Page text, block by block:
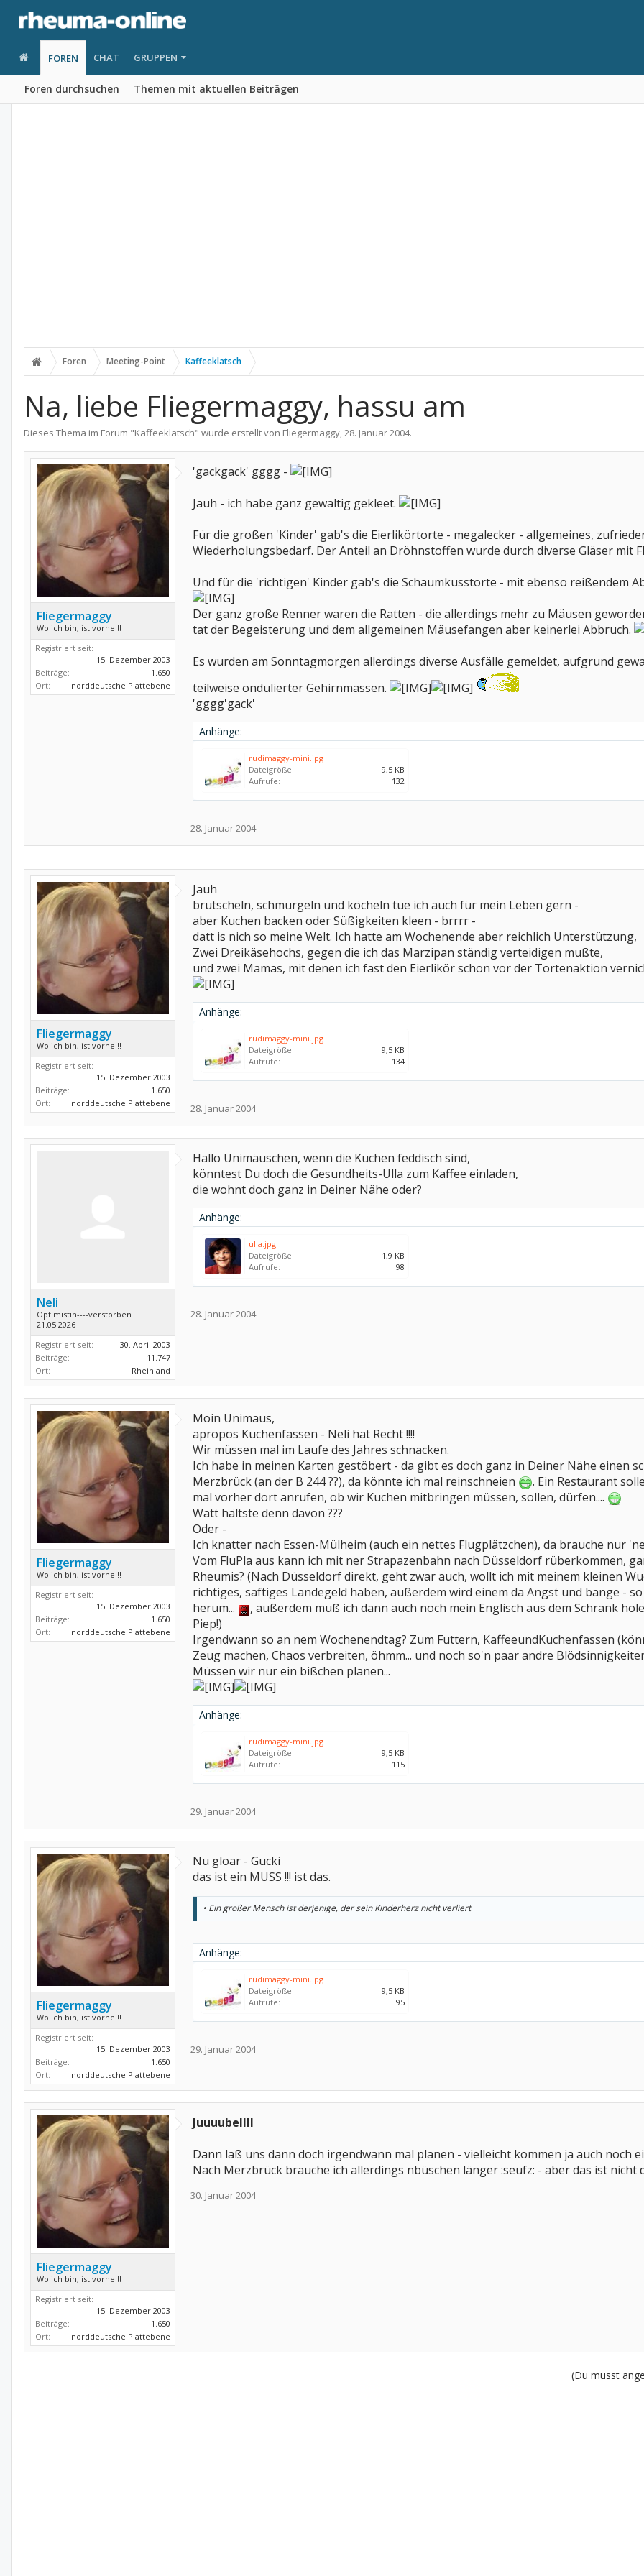
FOREN
Foren durchsuchen Themen mit aktuellen Beiträgen
CHAT GRUPPEN
Foren Meeting-Point Kaffeeklatsch
Na, liebe Fliegermaggy, hassu am
Dieses Thema im Forum "Kaffeeklatsch" wurde erstellt von Fliegermaggy,28. Januar 2004.
Fliegermaggy
Wo ich bin, ist vorne !!
Registriert seit:
15. Dezember 2003
Beiträge:
1.650
Ort:
norddeutsche Plattebene
'gackgack' gggg -
Jauh - ich habe ganz gewaltig gekleet.
Für die großen 'Kinder' gab's die Eierlikörtorte - megalecker - allgemeines,
Wiederholungsbedarf. Der Anteil an Dröhnstoffen wurde durch diverse Gläser mit
Und für die 'richtigen' Kinder gab's die Schaumkusstorte - mit ebenso reißendem
Der ganz große Renner waren die Ratten - die allerdings mehr zu Mäusen
tat der Begeisterung und dem allgemeinen Mäusefangen aber keinerlei Abbruch.
Es wurden am Sonntagmorgen allerdings diverse Ausfälle gemeldet, aufgrund
teilweise ondulierter Gehirnmassen.
'gggg'gack'
Anhänge:
rudimaggy-mini.jpg
Dateigröße:
9,5 KB
Aufrufe:
132
28. Januar 2004
Fliegermaggy
Wo ich bin, ist vorne !!
Registriert seit:
15. Dezember 2003
Beiträge:
1.650
Ort:
norddeutsche Plattebene
Jauh
brutscheln, schmurgeln und köcheln tue ich auch für mein Leben gern -
aber Kuchen backen oder Süßigkeiten kleen - brrrr -
datt is nich so meine Welt. Ich hatte am Wochenende aber reichlich Unterstützung,
Zwei Dreikäsehochs, gegen die ich das Marzipan ständig verteidigen mußte,
und zwei Mamas, mit denen ich fast den Eierlikör schon vor der Tortenaktion
Anhänge:
rudimaggy-mini.jpg
Dateigröße:
9,5 KB
Aufrufe:
134
28. Januar 2004
Neli
Optimistin----verstorben
21.05.2026
Registriert seit:
30. April 2003
Beiträge:
11.747
Ort:
Rheinland
Hallo Unimäuschen, wenn die Kuchen feddisch sind,
könntest Du doch die Gesundheits-Ulla zum Kaffee einladen,
die wohnt doch ganz in Deiner Nähe oder?
Anhänge:
ulla.jpg
Dateigröße:
1,9 KB
Aufrufe:
98
28. Januar 2004
Fliegermaggy
Wo ich bin, ist vorne !!
Registriert seit:
15. Dezember 2003
Beiträge:
1.650
Ort:
norddeutsche Plattebene
Moin Unimaus,
apropos Kuchenfassen - Neli hat Recht !!!!
Wir müssen mal im Laufe des Jahres schnacken.
Ich habe in meinen Karten gestöbert - da gibt es doch ganz in Deiner Nähe einen
Merzbrück (an der B 244 ??), da könnte ich mal reinschneien
. Ein Restaurant
mal vorher dort anrufen, ob wir Kuchen mitbringen müssen, sollen, dürfen....
Watt hältste denn davon ???
Oder -
Ich knatter nach Essen-Mülheim (auch ein nettes Flugplätzchen), da brauche nur
Vom FluPla aus kann ich mit ner Strapazenbahn nach Düsseldorf rüberkommen,
Rheumis? (Nach Düsseldorf direkt, geht zwar auch, wollt ich mit meinem kleinen
richtiges, saftiges Landegeld haben, außerdem wird einem da Angst und bange -
herum...
, außerdem muß ich dann auch noch mein Englisch aus dem Schrank
Piep!)
Irgendwann so an nem Wochenendtag? Zum Futtern, KaffeeundKuchenfassen
Zeug machen, Chaos verbreiten, öhmm... und noch so'n paar andre
Müssen wir nur ein bißchen planen...
Anhänge:
rudimaggy-mini.jpg
Dateigröße:
9,5 KB
Aufrufe:
115
29. Januar 2004
Fliegermaggy
Wo ich bin, ist vorne !!
Registriert seit:
15. Dezember 2003
Beiträge:
1.650
Ort:
norddeutsche Plattebene
Nu gloar - Gucki
das ist ein MUSS !!! ist das.
• Ein großer Mensch ist derjenige, der sein Kinderherz nicht verliert
Anhänge:
rudimaggy-mini.jpg
Dateigröße:
9,5 KB
Aufrufe:
95
29. Januar 2004
Fliegermaggy
Wo ich bin, ist vorne !!
Registriert seit:
15. Dezember 2003
Beiträge:
1.650
Ort:
norddeutsche Plattebene
Juuuubellll
Dann laß uns dann doch irgendwann mal planen - vielleicht kommen ja auch noch
Nach Merzbrück brauche ich allerdings nbüschen länger :seufz: - aber das ist nicht
30. Januar 2004
(Du musst